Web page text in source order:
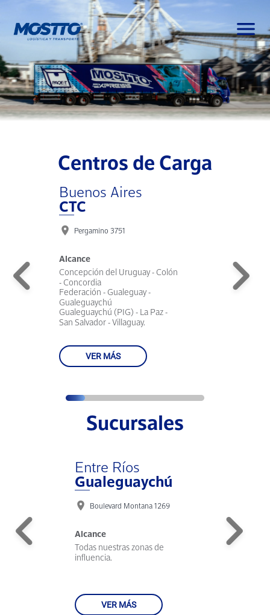
menu
Centros de Carga
Buenos Aires
CTC
location_on Pergamino 3751
Alcance
Concepción del Uruguay - Colón
- Concordia
Federación - Gualeguay -
Gualeguaychú
Gualeguaychú (PIG) - La Paz -
San Salvador - Villaguay.
VER MÁS
Sucursales
Entre Ríos
Gualeguaychú
location_on Boulevard Montana 1269
Alcance
Todas nuestras zonas de
influencia.
VER MÁS
keyboard_arrow_right